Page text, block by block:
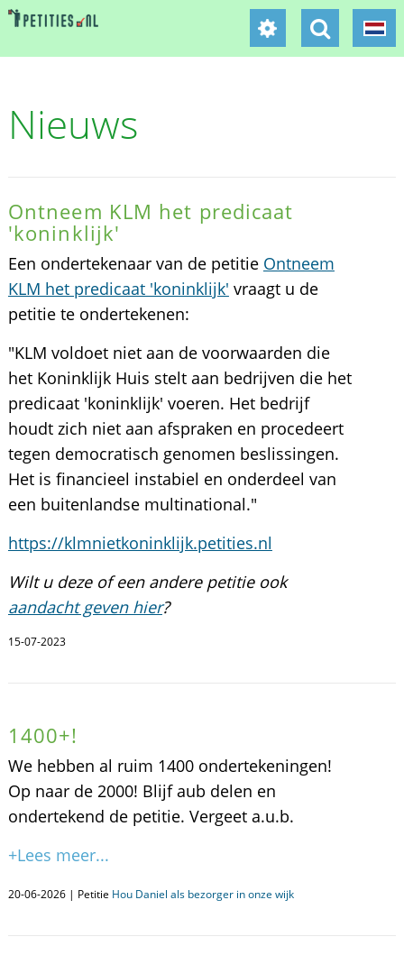
Nieuws
Ontneem KLM het predicaat
'koninklijk'
Een ondertekenaar van de petitie Ontneem
KLM het predicaat 'koninklijk' vraagt u de
petitie te ondertekenen:
"KLM voldoet niet aan de voorwaarden die
het Koninklijk Huis stelt aan bedrijven die het
predicaat 'koninklijk' voeren. Het bedrijf
houdt zich niet aan afspraken en procedeert
tegen democratisch genomen beslissingen.
Het is financieel instabiel en onderdeel van
een buitenlandse multinational."
https://klmnietkoninklijk.petities.nl
Wilt u deze of een andere petitie ook
aandacht geven hier?
15-07-2023
1400+!
We hebben al ruim 1400 ondertekeningen!
Op naar de 2000! Blijf aub delen en
ondertekend de petitie. Vergeet a.u.b.
+Lees meer...
20-06-2026 | Petitie Hou Daniel als bezorger in onze wijk